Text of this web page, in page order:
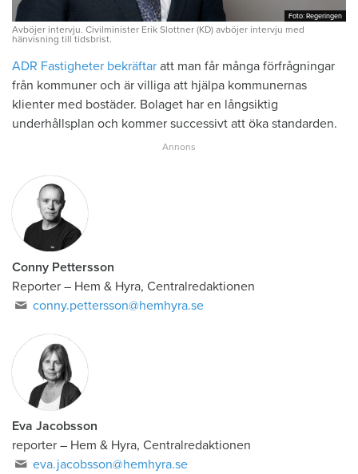
Foto: Regeringen
Foto: Regeringen
Avböjer intervju. Civilminister Erik Slottner (KD) avböjer intervju med
hänvisning till tidsbrist.
ADR Fastig­heter bekräftar att man får många förfrågningar
från kommuner och är villiga att hjälpa kommunernas
klienter med bostäder. Bolaget har en långsiktig
underhållsplan och kommer successivt att öka standarden.
Conny Pettersson
Reporter – Hem & Hyra, Centralredaktionen
conny.pettersson@hemhyra.se
Eva Jacobsson
reporter – Hem & Hyra, Centralredaktionen
eva.jacobsson@hemhyra.se